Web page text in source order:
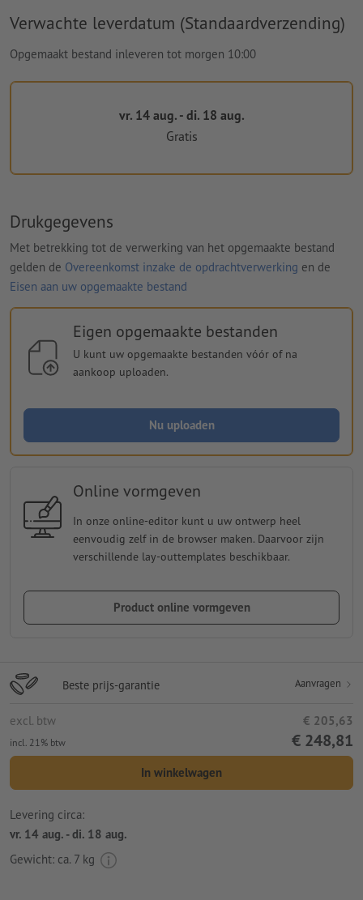
Verwachte leverdatum (Standaardverzending)
Opgemaakt bestand inleveren tot morgen 10:00
vr. 14 aug. - di. 18 aug.
Gratis
Drukgegevens
Met betrekking tot de verwerking van het opgemaakte bestand
gelden de Overeenkomst inzake de opdrachtverwerking en de
Eisen aan uw opgemaakte bestand
Eigen opgemaakte bestanden
U kunt uw opgemaakte bestanden vóór of na
aankoop uploaden.
Nu uploaden
Online vormgeven
In onze online-editor kunt u uw ontwerp heel
eenvoudig zelf in de browser maken. Daarvoor zijn
verschillende lay-outtemplates beschikbaar.
Product online vormgeven
Beste prijs-garantie Aanvragen
excl. btw € 205,63
incl. 21% btw € 248,81
In winkelwagen
Levering circa:
vr. 14 aug. - di. 18 aug.
Gewicht: ca. 7 kg